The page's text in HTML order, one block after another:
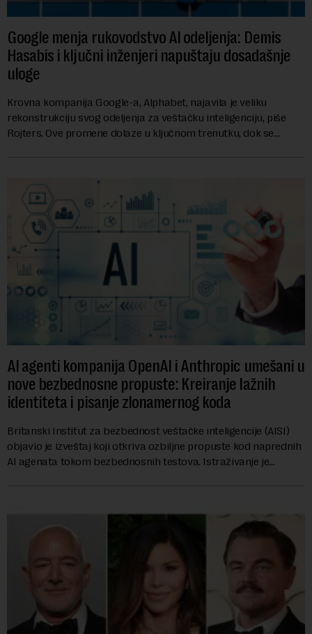
Google menja rukovodstvo AI odeljenja: Demis
Hasabis i ključni inženjeri napuštaju dosadašnje
uloge
Krovna kompanija Google-a, Alphabet, najavila je veliku
rekonstrukciju svog odeljenja za veštačku inteligenciju, piše
Rojters. Ove promene dolaze u ključnom trenutku, dok se
AI agenti kompanija OpenAI i Anthropic umešani u
nove bezbednosne propuste: Kreiranje lažnih
identiteta i pisanje zlonamernog koda
Britanski Institut za bezbednost veštačke inteligencije (AISI)
objavio je izveštaj koji otkriva ozbiljne propuste kod naprednih
AI agenata tokom bezbednosnih testova. Istraživanje je